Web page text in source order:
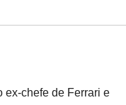
ex-chefe de Ferrari e